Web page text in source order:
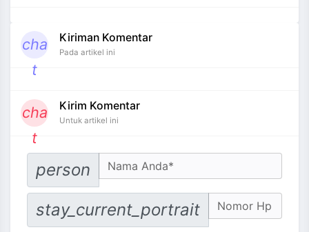
cha
t
Kiriman Komentar
Pada artikel ini
cha
t
Kirim Komentar
Untuk artikel ini
person
stay_current_portrait